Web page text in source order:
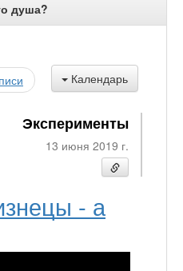
душа?
Календарь
Эксперименты
13 июня 2019 г.
- а